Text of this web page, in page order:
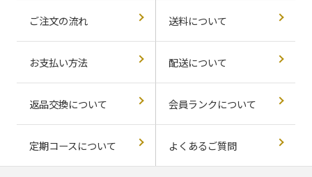
ご注文の流れ 送料について
お支払い方法 配送について
返品交換について 会員ランクについて
定期コースについて よくあるご質問